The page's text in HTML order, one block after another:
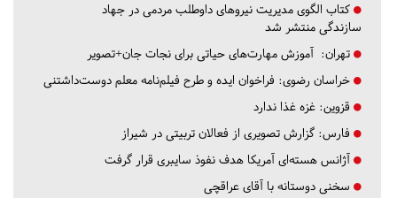
کتاب الگوی مدیریت نیروهای داوطلب مردمی در جهاد
سازندگی منتشر شد
تهران: آموزش مهارت‌های حیاتی برای نجات جان+تصویر
خراسان رضوی: فراخوان ایده و طرح فیلم‌نامه معلم دوست‌داشتنی
قزوین: غزه غذا ندارد
فارس: گزارش تصویری از فعالان تربیتی در شیراز
آژانس هسته‌ای آمریکا هدف نفوذ سایبری قرار گرفت
سخنی دوستانه با آقای عراقچی